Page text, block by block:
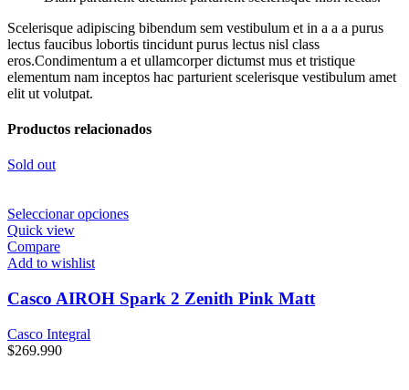
Scelerisque adipiscing bibendum sem vestibulum et in a a a purus
lectus faucibus lobortis tincidunt purus lectus nisl class
eros.Condimentum a et ullamcorper dictumst mus et tristique
elementum nam inceptos hac parturient scelerisque vestibulum amet
elit ut volutpat.
Productos relacionados
Sold out
Seleccionar opciones
Quick view
Compare
Add to wishlist
Casco AIROH Spark 2 Zenith Pink Matt
Casco Integral
$269.990